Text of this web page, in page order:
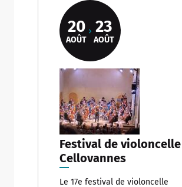
20
AOÛT
23
AOÛT
Festival de violoncelle |
Cellovannes
Le 17e festival de violoncelle